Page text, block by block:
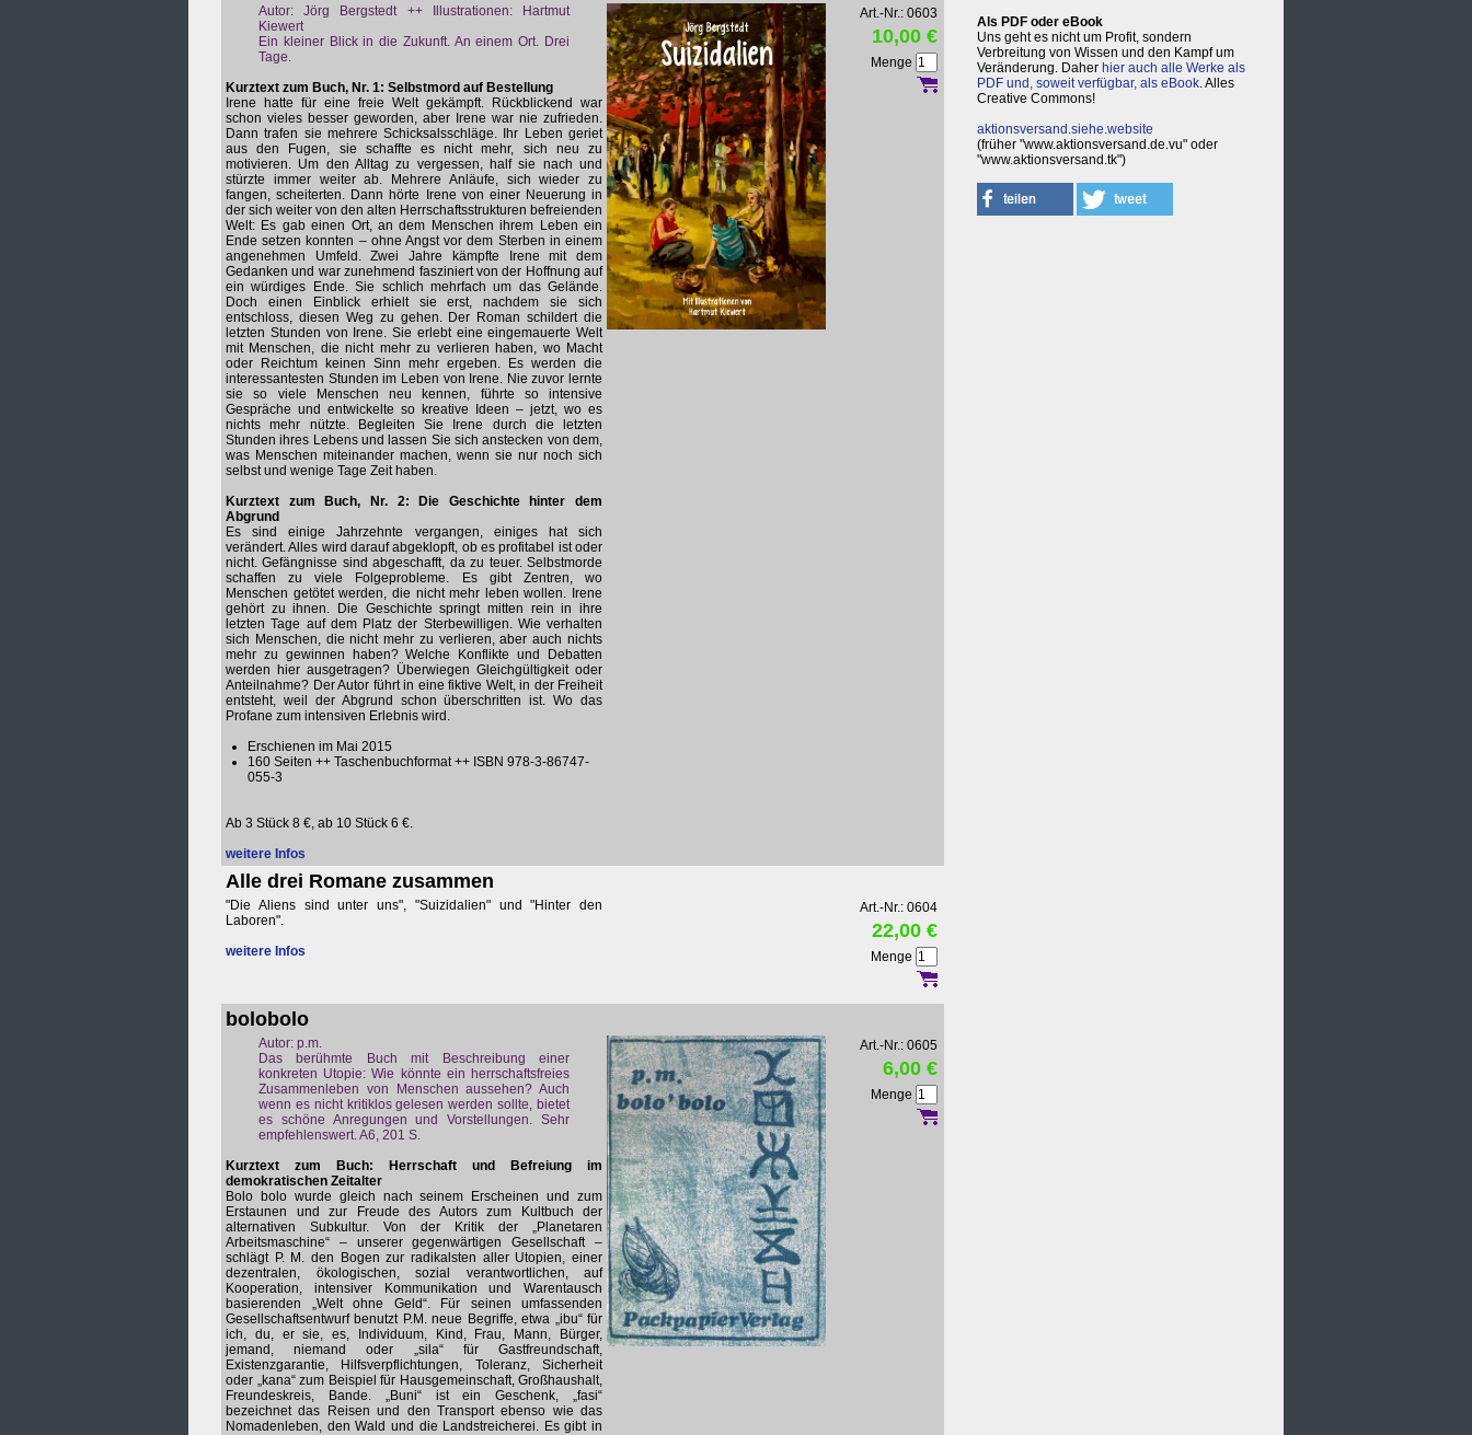
Autor: Jörg Bergstedt ++ Illustrationen: Hartmut
Kiewert
Ein kleiner Blick in die Zukunft. An einem Ort. Drei
Tage.
Kurztext zum Buch, Nr. 1: Selbstmord auf Bestellung
Irene hatte für eine freie Welt gekämpft. Rückblickend war
schon vieles besser geworden, aber Irene war nie zufrieden.
Dann trafen sie mehrere Schicksalsschläge. Ihr Leben geriet
aus den Fugen, sie schaffte es nicht mehr, sich neu zu
motivieren. Um den Alltag zu vergessen, half sie nach und
stürzte immer weiter ab. Mehrere Anläufe, sich wieder zu
fangen, scheiterten. Dann hörte Irene von einer Neuerung in
der sich weiter von den alten Herrschaftsstrukturen befreienden
Welt: Es gab einen Ort, an dem Menschen ihrem Leben ein
Ende setzen konnten – ohne Angst vor dem Sterben in einem
angenehmen Umfeld. Zwei Jahre kämpfte Irene mit dem
Gedanken und war zunehmend fasziniert von der Hoffnung auf
ein würdiges Ende. Sie schlich mehrfach um das Gelände.
Doch einen Einblick erhielt sie erst, nachdem sie sich
entschloss, diesen Weg zu gehen. Der Roman schildert die
letzten Stunden von Irene. Sie erlebt eine eingemauerte Welt
mit Menschen, die nicht mehr zu verlieren haben, wo Macht
oder Reichtum keinen Sinn mehr ergeben. Es werden die
interessantesten Stunden im Leben von Irene. Nie zuvor lernte
sie so viele Menschen neu kennen, führte so intensive
Gespräche und entwickelte so kreative Ideen – jetzt, wo es
nichts mehr nützte. Begleiten Sie Irene durch die letzten
Stunden ihres Lebens und lassen Sie sich anstecken von dem,
was Menschen miteinander machen, wenn sie nur noch sich
selbst und wenige Tage Zeit haben.
Kurztext zum Buch, Nr. 2: Die Geschichte hinter dem
Abgrund
Es sind einige Jahrzehnte vergangen, einiges hat sich
verändert. Alles wird darauf abgeklopft, ob es profitabel ist oder
nicht. Gefängnisse sind abgeschafft, da zu teuer. Selbstmorde
schaffen zu viele Folgeprobleme. Es gibt Zentren, wo
Menschen getötet werden, die nicht mehr leben wollen. Irene
gehört zu ihnen. Die Geschichte springt mitten rein in ihre
letzten Tage auf dem Platz der Sterbewilligen. Wie verhalten
sich Menschen, die nicht mehr zu verlieren, aber auch nichts
mehr zu gewinnen haben? Welche Konflikte und Debatten
werden hier ausgetragen? Überwiegen Gleichgültigkeit oder
Anteilnahme? Der Autor führt in eine fiktive Welt, in der Freiheit
entsteht, weil der Abgrund schon überschritten ist. Wo das
Profane zum intensiven Erlebnis wird.
Erschienen im Mai 2015
160 Seiten ++ Taschenbuchformat ++ ISBN 978-3-86747-
055-3
Ab 3 Stück 8 €, ab 10 Stück 6 €.
weitere Infos
Art.-Nr.: 0603
10,00 €
Menge
Alle drei Romane zusammen
"Die Aliens sind unter uns", "Suizidalien" und "Hinter den
Laboren".
weitere Infos
Art.-Nr.: 0604
22,00 €
Menge
bolobolo
Autor: p.m.
Das berühmte Buch mit Beschreibung einer
konkreten Utopie: Wie könnte ein herrschaftsfreies
Zusammenleben von Menschen aussehen? Auch
wenn es nicht kritiklos gelesen werden sollte, bietet
es schöne Anregungen und Vorstellungen. Sehr
empfehlenswert. A6, 201 S.
Kurztext zum Buch: Herrschaft und Befreiung im
demokratischen Zeitalter
Bolo bolo wurde gleich nach seinem Erscheinen und zum
Erstaunen und zur Freude des Autors zum Kultbuch der
alternativen Subkultur. Von der Kritik der „Planetaren
Arbeitsmaschine“ – unserer gegenwärtigen Gesellschaft –
schlägt P. M. den Bogen zur radikalsten aller Utopien, einer
dezentralen, ökologischen, sozial verantwortlichen, auf
Kooperation, intensiver Kommunikation und Warentausch
basierenden „Welt ohne Geld“. Für seinen umfassenden
Gesellschaftsentwurf benutzt P.M. neue Begriffe, etwa „ibu“ für
ich, du, er sie, es, Individuum, Kind, Frau, Mann, Bürger,
jemand, niemand oder „sila“ für Gastfreundschaft,
Existenzgarantie, Hilfsverpflichtungen, Toleranz, Sicherheit
oder „kana“ zum Beispiel für Hausgemeinschaft, Großhaushalt,
Freundeskreis, Bande. „Buni“ ist ein Geschenk, „fasi“
bezeichnet das Reisen und den Transport ebenso wie das
Nomadenleben, den Wald und die Landstreicherei. Es gibt in
Art.-Nr.: 0605
6,00 €
Menge
Als PDF oder eBook
Uns geht es nicht um Profit, sondern
Verbreitung von Wissen und den Kampf um
Veränderung. Daher hier auch alle Werke als
PDF und, soweit verfügbar, als eBook. Alles
Creative Commons!
aktionsversand.siehe.website
(früher "www.aktionsversand.de.vu" oder
"www.aktionsversand.tk")